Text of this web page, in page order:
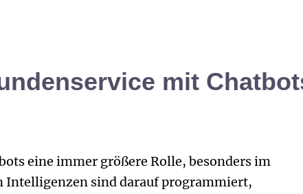
mit
eine immer größere Rolle, besonders im
Intelligenzen sind darauf programmiert,